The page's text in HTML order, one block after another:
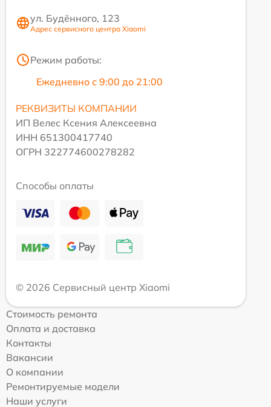
ул. Будённого, 123
Адрес сервисного центра Xiaomi
Режим работы:
Ежедневно с 9:00 до 21:00
РЕКВИЗИТЫ КОМПАНИИ
ИП Велес Ксения Алексеевна
ИНН 651300417740
ОГРН 322774600278282
Способы оплаты
© 2026 Сервисный центр Xiaomi
Стоимость ремонта
Оплата и доставка
Контакты
Вакансии
О компании
Ремонтируемые модели
Наши услуги